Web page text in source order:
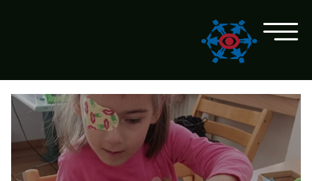
ALLA RICERCA
AL CALENDARIO
SPRACHE WECHSELN